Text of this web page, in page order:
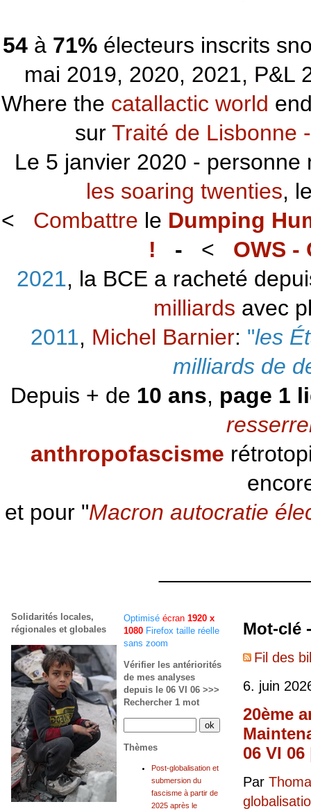
54à 71%électeurs inscrits
mai 2019, 2020, 2021, P&L
Where the catallactic world
sur Traité de Lisbonne
Le 5 janvier 2020 -
les soaring twenties,
< Combattre le Dumping
! - < OWS -
2021, la BCE a racheté
milliards avec
2011, Michel Barnier: "les
milliards de
Depuis + de 10 ans, page 1
anthropofascisme
et pour "Macron autocratie
Mot-clé
Fil des
6. juin
20ème
06 VI 06
Par
Optimisé écran 1920 x
1080 Firefox taille réelle
sans zoom
Vérifier les antériorités
de mes analyses
depuis le 06 VI 06 >>>
Rechercher 1 mot
Thèmes
Post-globalisation et
submersion du
fascisme à partir de
2025 après le
Solidarités locales,
régionales et globales